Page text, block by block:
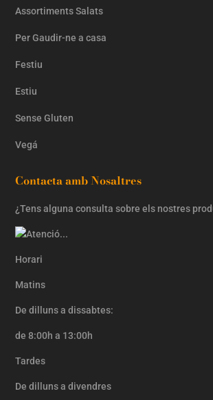
Assortiments Salats
Per Gaudir-ne a casa
Festiu
Estiu
Sense Gluten
Vegá
Contacta amb Nosaltres
¿Tens alguna consulta sobre els nostres
Horari
Matins
De dilluns a dissabtes:
de 8:00h a 13:00h
Tardes
De dilluns a divendres